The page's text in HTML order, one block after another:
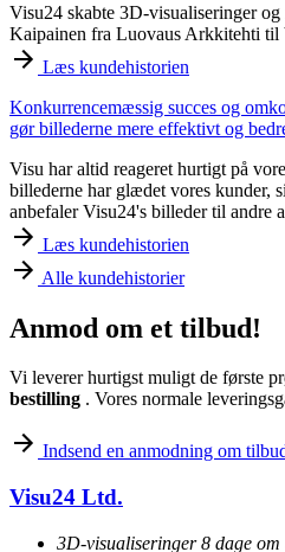
Visu24 skabte 3D-visualiseringer
Kaipainen fra Luovaus Arkkitehti til
Læs kundehistorien
Konkurrencemæssig succes og
gør billederne mere effektivt og
Visu har altid reageret hurtigt på
billederne har glædet vores kunder,
anbefaler Visu24's billeder til andre
Læs kundehistorien
Alle kundehistorier
Anmod om et tilbud!
Vi leverer hurtigst muligt de første
bestilling . Vores normale
Indsend en anmodning om
Visu24 Ltd.
3D-visualiseringer 8 dage om